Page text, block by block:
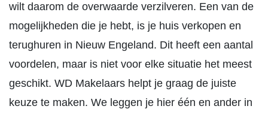
wilt daarom de overwaarde verzilveren. Een van de
mogelijkheden die je hebt, is je huis verkopen en
terughuren in Nieuw Engeland. Dit heeft een aantal
voordelen, maar is niet voor elke situatie het meest
geschikt. WD Makelaars helpt je graag de juiste
keuze te maken. We leggen je hier één en ander in